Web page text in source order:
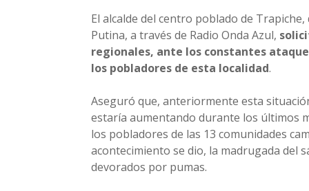
El alcalde del centro poblado de
Putina, a través de Radio Onda Azul,
regionales, ante los constantes
los pobladores de esta localidad.
Aseguró que, anteriormente esta
estaría aumentando durante los últimos
los pobladores de las 13 comunidades
acontecimiento se dio, la madrugada del
devorados por pumas.